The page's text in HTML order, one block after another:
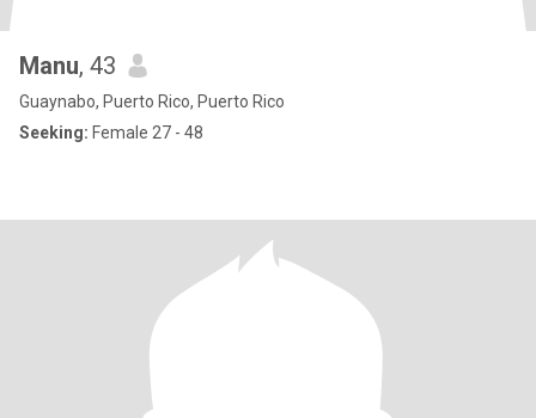
Manu, 43
Guaynabo, Puerto Rico, Puerto Rico
Seeking: Female 27 - 48